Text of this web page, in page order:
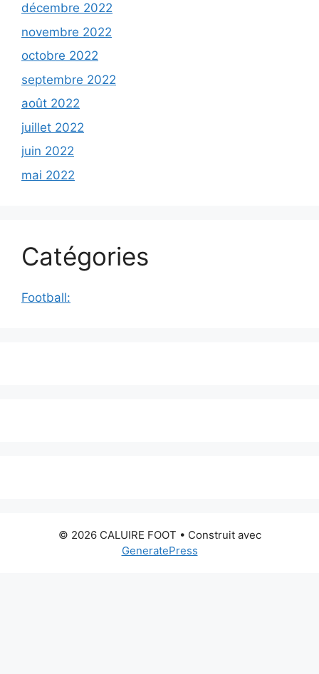
décembre 2022
novembre 2022
octobre 2022
septembre 2022
août 2022
juillet 2022
juin 2022
mai 2022
Catégories
Football:
© 2026 CALUIRE FOOT • Construit avec
GeneratePress